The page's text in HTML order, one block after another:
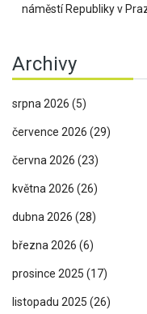
náměstí Republiky v
Archivy
srpna 2026 (5)
července 2026 (29)
června 2026 (23)
května 2026 (26)
dubna 2026 (28)
března 2026 (6)
prosince 2025 (17)
listopadu 2025 (26)